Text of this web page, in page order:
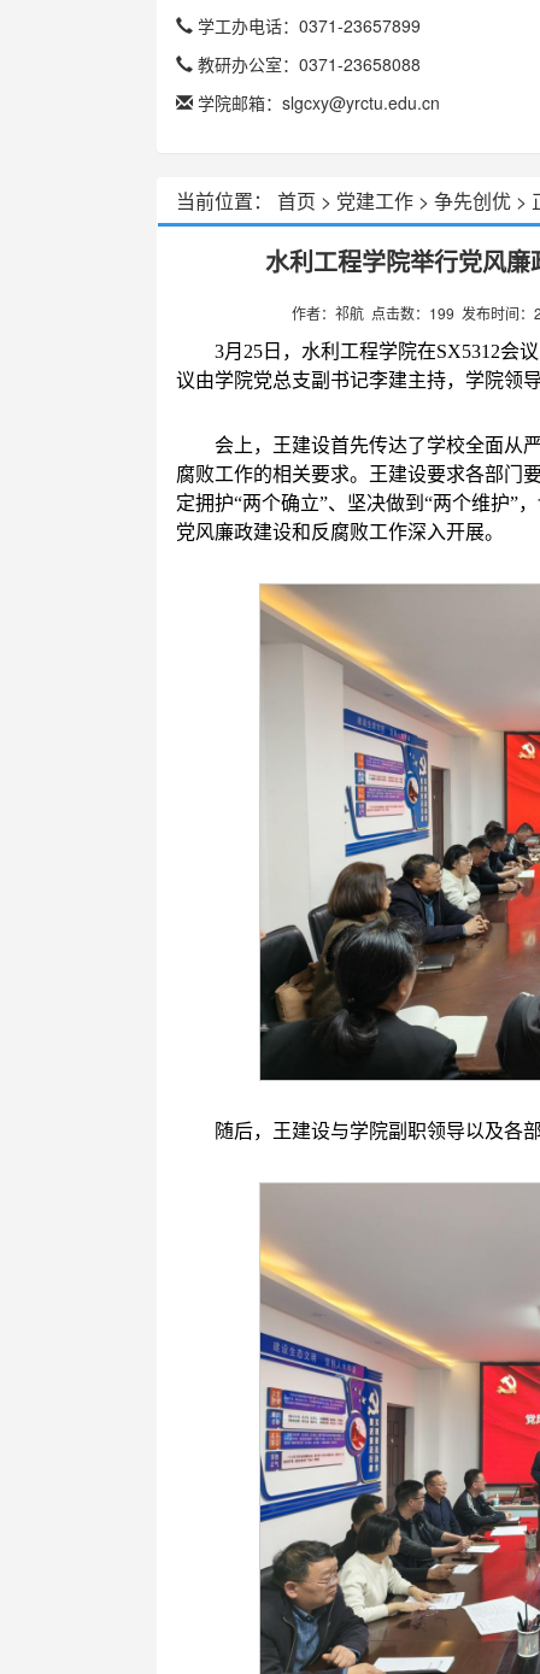
学工办电话：0371-23657899
教研办公室：0371-23658088
学院邮箱：slgcxy@yrctu.edu.cn
当前位置： 首页 > 党建工作 > 争先创优 >
水利工程学院举行党风
作者：祁航 点击数： 199 发布时间
3月25日，水利工程学院在SX5312会
议由学院党总支副书记李建主持，学院领
会上，王建设首先传达了学校全面从
腐败工作的相关要求。王建设要求各部门
定拥护“两个确立”、坚决做到“两个维护”
党风廉政建设和反腐败工作深入开展。
随后，王建设与学院副职领导以及各